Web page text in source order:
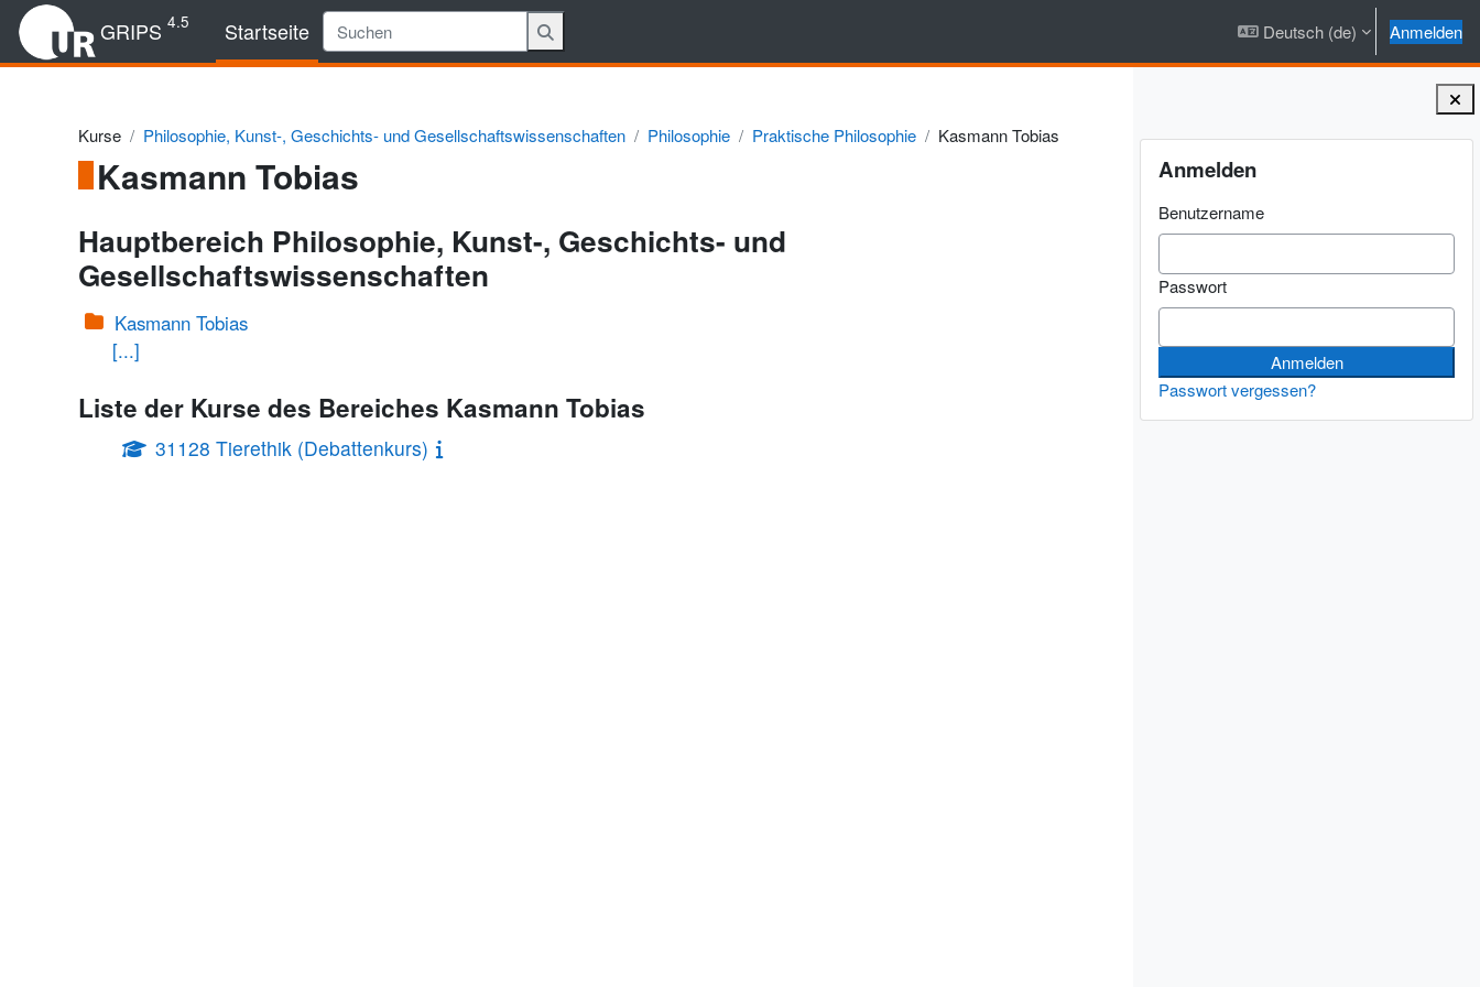
Zum Hauptinhalt
GRIPS 4.5 Startseite Deutsch ‎(de)‎ Anmelden
Blöcke
Anmelden
Benutzername
Passwort
Passwort vergessen?
Kurse Philosophie, Kunst-, Geschichts- und Gesellschaftswissenschaften Philosophie Praktische Philosophie Kasmann Tobias
Kasmann Tobias
Hauptbereich Philosophie, Kunst-, Geschichts- und
Gesellschaftswissenschaften
Kasmann Tobias
[...]
Liste der Kurse des Bereiches Kasmann Tobias
31128 Tierethik (Debattenkurs)